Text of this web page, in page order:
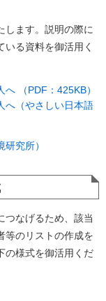
します。説明の際に
る資料を御活用く
（PDF：425KB）
へ（やさしい日本語
究所）
つなげるため、該当
等のリストの作成を
の様式を御活用くだ